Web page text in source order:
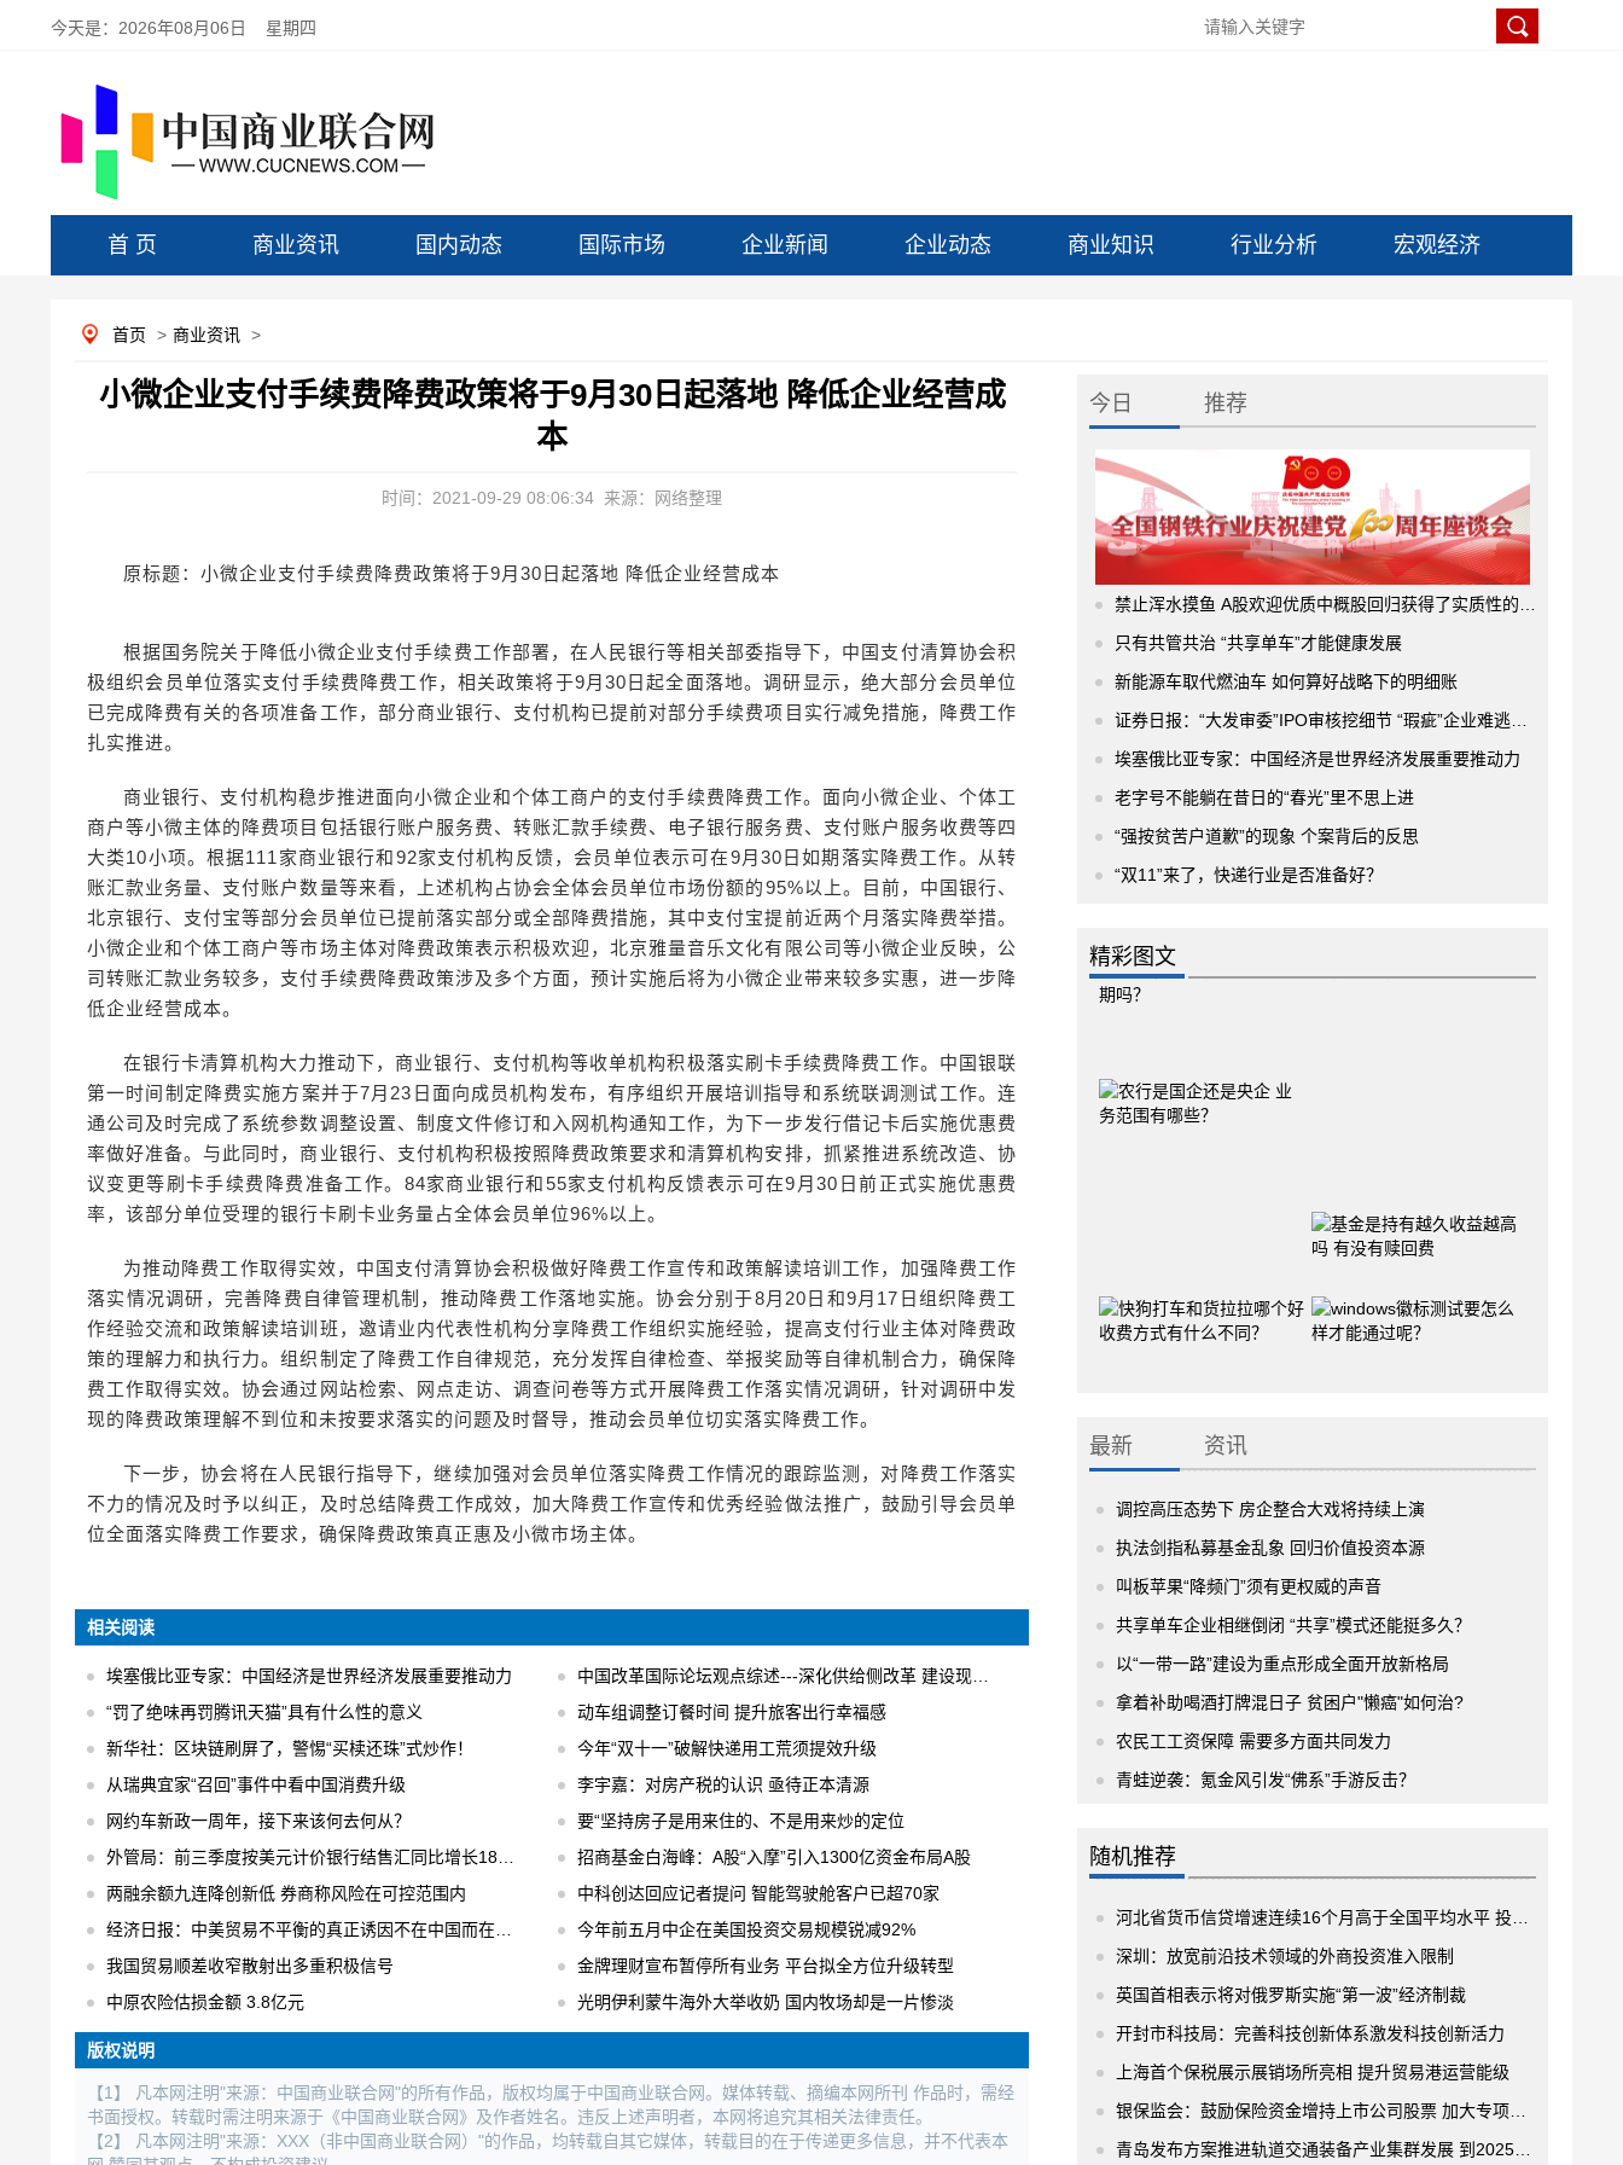
今天是： 2026年08月06日 星期四
首 页 商业资讯 国内动态 国际市场 企业新闻 企业动态 商业知识 行业分析 宏观经济
首页 > 商业资讯 >
小微企业支付手续费降费政策将于9月30日起落地 降低企业经营成
本
时间：2021-09-29 08:06:34 来源：网络整理
原标题：小微企业支付手续费降费政策将于9月30日起落地 降低企业经营成本
根据国务院关于降低小微企业支付手续费工作部署，在人民银行等相关部委指导下，中国支付清算协会积
极组织会员单位落实支付手续费降费工作，相关政策将于9月30日起全面落地。调研显示，绝大部分会员单位
已完成降费有关的各项准备工作，部分商业银行、支付机构已提前对部分手续费项目实行减免措施，降费工作
扎实推进。
商业银行、支付机构稳步推进面向小微企业和个体工商户的支付手续费降费工作。面向小微企业、个体工
商户等小微主体的降费项目包括银行账户服务费、转账汇款手续费、电子银行服务费、支付账户服务收费等四
大类10小项。根据111家商业银行和92家支付机构反馈，会员单位表示可在9月30日如期落实降费工作。从转
账汇款业务量、支付账户数量等来看，上述机构占协会全体会员单位市场份额的95%以上。目前，中国银行、
北京银行、支付宝等部分会员单位已提前落实部分或全部降费措施，其中支付宝提前近两个月落实降费举措。
小微企业和个体工商户等市场主体对降费政策表示积极欢迎，北京雅量音乐文化有限公司等小微企业反映，公
司转账汇款业务较多，支付手续费降费政策涉及多个方面，预计实施后将为小微企业带来较多实惠，进一步降
低企业经营成本。
在银行卡清算机构大力推动下，商业银行、支付机构等收单机构积极落实刷卡手续费降费工作。中国银联
第一时间制定降费实施方案并于7月23日面向成员机构发布，有序组织开展培训指导和系统联调测试工作。连
通公司及时完成了系统参数调整设置、制度文件修订和入网机构通知工作，为下一步发行借记卡后实施优惠费
率做好准备。与此同时，商业银行、支付机构积极按照降费政策要求和清算机构安排，抓紧推进系统改造、协
议变更等刷卡手续费降费准备工作。84家商业银行和55家支付机构反馈表示可在9月30日前正式实施优惠费
率，该部分单位受理的银行卡刷卡业务量占全体会员单位96%以上。
为推动降费工作取得实效，中国支付清算协会积极做好降费工作宣传和政策解读培训工作，加强降费工作
落实情况调研，完善降费自律管理机制，推动降费工作落地实施。协会分别于8月20日和9月17日组织降费工
作经验交流和政策解读培训班，邀请业内代表性机构分享降费工作组织实施经验，提高支付行业主体对降费政
策的理解力和执行力。组织制定了降费工作自律规范，充分发挥自律检查、举报奖励等自律机制合力，确保降
费工作取得实效。协会通过网站检索、网点走访、调查问卷等方式开展降费工作落实情况调研，针对调研中发
现的降费政策理解不到位和未按要求落实的问题及时督导，推动会员单位切实落实降费工作。
下一步，协会将在人民银行指导下，继续加强对会员单位落实降费工作情况的跟踪监测，对降费工作落实
不力的情况及时予以纠正，及时总结降费工作成效，加大降费工作宣传和优秀经验做法推广，鼓励引导会员单
位全面落实降费工作要求，确保降费政策真正惠及小微市场主体。
相关阅读
埃塞俄比亚专家：中国经济是世界经济发展重要推动力
中国改革国际论坛观点综述---深化供给侧改革 建设现代化经济体系
“罚了绝味再罚腾讯天猫”具有什么性的意义
动车组调整订餐时间 提升旅客出行幸福感
新华社：区块链刷屏了，警惕“买椟还珠”式炒作！
今年“双十一”破解快递用工荒须提效升级
从瑞典宜家“召回”事件中看中国消费升级
李宇嘉：对房产税的认识 亟待正本清源
网约车新政一周年，接下来该何去何从？
要“坚持房子是用来住的、不是用来炒的定位
外管局：前三季度按美元计价银行结售汇同比增长18% 结售汇逆差下降75%
招商基金白海峰：A股“入摩”引入1300亿资金布局A股
两融余额九连降创新低 券商称风险在可控范围内
中科创达回应记者提问 智能驾驶舱客户已超70家
经济日报：中美贸易不平衡的真正诱因不在中国而在美国
今年前五月中企在美国投资交易规模锐减92%
我国贸易顺差收窄散射出多重积极信号
金牌理财宣布暂停所有业务 平台拟全方位升级转型
中原农险估损金额 3.8亿元
光明伊利蒙牛海外大举收奶 国内牧场却是一片惨淡
版权说明
【1】 凡本网注明"来源：中国商业联合网"的所有作品，版权均属于中国商业联合网。媒体转载、摘编本网所刊 作品时，需经
书面授权。转载时需注明来源于《中国商业联合网》及作者姓名。违反上述声明者，本网将追究其相关法律责任。
【2】 凡本网注明"来源：XXX（非中国商业联合网）"的作品，均转载自其它媒体，转载目的在于传递更多信息，并不代表本
今日 推荐
禁止浑水摸鱼 A股欢迎优质中概股回归获得了实质性的进展
只有共管共治 “共享单车”才能健康发展
新能源车取代燃油车 如何算好战略下的明细账
证券日报：“大发审委”IPO审核挖细节 “瑕疵”企业难逃法眼
埃塞俄比亚专家：中国经济是世界经济发展重要推动力
老字号不能躺在昔日的“春光”里不思上进
“强按贫苦户道歉”的现象 个案背后的反思
“双11”来了，快递行业是否准备好？
精彩图文
最新 资讯
调控高压态势下 房企整合大戏将持续上演
执法剑指私募基金乱象 回归价值投资本源
叫板苹果“降频门”须有更权威的声音
共享单车企业相继倒闭 “共享”模式还能挺多久？
以“一带一路”建设为重点形成全面开放新格局
拿着补助喝酒打牌混日子 贫困户"懒癌"如何治?
农民工工资保障 需要多方面共同发力
青蛙逆袭：氪金风引发“佛系”手游反击？
随机推荐
河北省货币信贷增速连续16个月高于全国平均水平 投放势头良好
深圳：放宽前沿技术领域的外商投资准入限制
英国首相表示将对俄罗斯实施“第一波”经济制裁
开封市科技局：完善科技创新体系激发科技创新活力
上海首个保税展示展销场所亮相 提升贸易港运营能级
银保监会：鼓励保险资金增持上市公司股票 加大专项产品落地力度
青岛发布方案推进轨道交通装备产业集群发展 到2025年产业链产值争破1500亿元